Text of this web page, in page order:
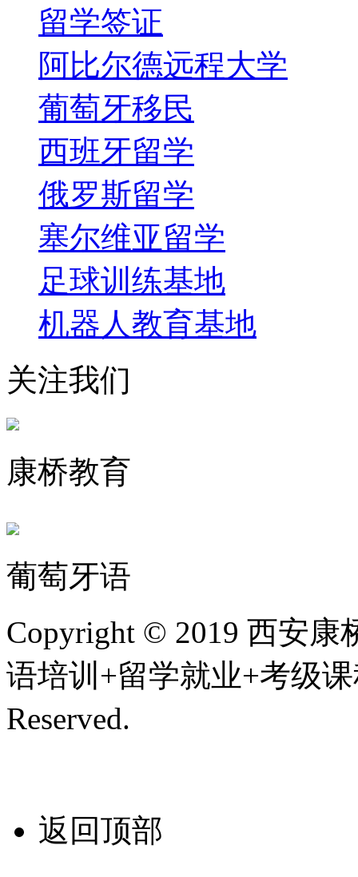
留学签证
阿比尔德远程大学
葡萄牙移民
西班牙留学
俄罗斯留学
塞尔维亚留学
足球训练基地
机器人教育基地
关注我们
康桥教育
葡萄牙语
Copyright © 2019 西安
语培训+留学就业+考级
Reserved.
返回顶部